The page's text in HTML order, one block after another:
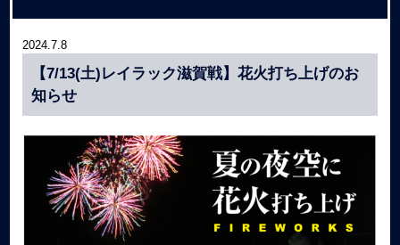
2024.7.8
【7/13(土)レイラック滋賀戦】花火打ち上げのお
知らせ